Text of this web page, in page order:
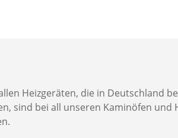
Heizgeräten, die in Deutschland
sind bei all unseren Kaminöfen und